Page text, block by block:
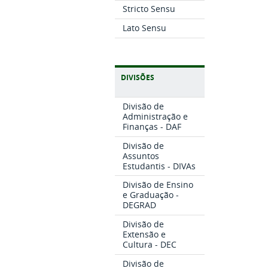
Stricto Sensu
Lato Sensu
DIVISÕES
Divisão de
Administração e
Finanças - DAF
Divisão de
Assuntos
Estudantis - DIVAs
Divisão de Ensino
e Graduação -
DEGRAD
Divisão de
Extensão e
Cultura - DEC
Divisão de